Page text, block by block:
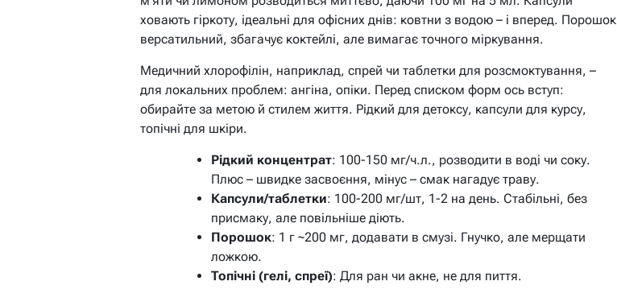
ховають гіркоту, ідеальні для офісних днів: ковтни з водою – і вперед. Порошок
версатильний, збагачує коктейлі, але вимагає точного міркування.
Медичний хлорофілін, наприклад, спрей чи таблетки для розсмоктування, –
для локальних проблем: ангіна, опіки. Перед списком форм ось вступ:
обирайте за метою й стилем життя. Рідкий для детоксу, капсули для курсу,
топічні для шкіри.
Рідкий концентрат: 100-150 мг/ч.л., розводити в воді чи соку.
Плюс – швидке засвоєння, мінус – смак нагадує траву.
Капсули/таблетки: 100-200 мг/шт, 1-2 на день. Стабільні, без
присмаку, але повільніше діють.
Порошок: 1 г ~200 мг, додавати в смузі. Гнучко, але мерщати
ложкою.
Топічні (гелі, спреї): Для ран чи акне, не для пиття.